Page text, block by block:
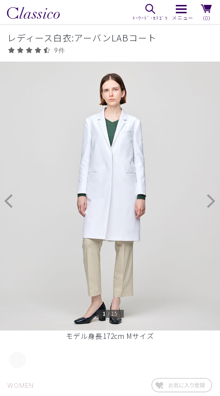
（0）
レディース白衣:アーバンLABコート
9件
モデル身長172cm Mサイズ
1 /15
WOMEN